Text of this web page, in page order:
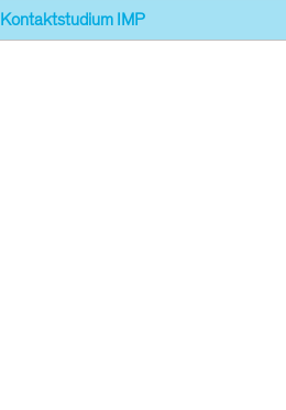
Kontaktstudium IMP